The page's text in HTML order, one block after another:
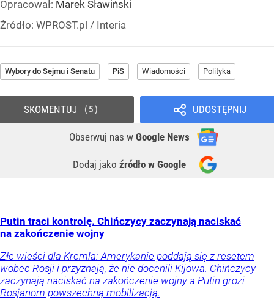
Opracował: Marek Sławiński
Źródło: WPROST.pl / Interia
Wybory do Sejmu i Senatu PiS Wiadomości Polityka
UDOSTĘPNIJ
Obserwuj nas w Google News
Dodaj jako źródło w Google
SKOMENTUJ 5
Putin traci kontrolę. Chińczycy zaczynają naciskać
na zakończenie wojny
Złe wieści dla Kremla: Amerykanie poddają się z resetem
wobec Rosji i przyznają, że nie docenili Kijowa. Chińczycy
zaczynają naciskać na zakończenie wojny a Putin grozi
Rosjanom powszechną mobilizacją.